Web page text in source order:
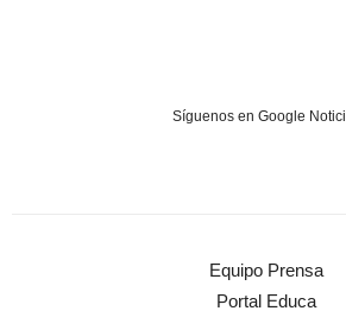
Síguenos en Google
Equipo Prensa
Portal Educa